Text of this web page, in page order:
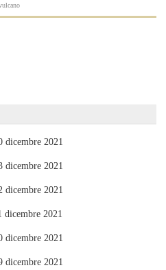
2021
2021
2021
2021
2021
2021